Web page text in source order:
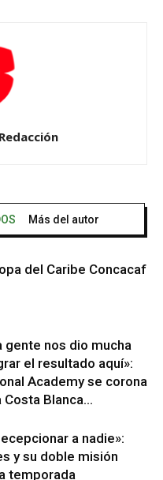
Más del autor
del Caribe Concacaf
gente nos dio mucha
el resultado aquí»:
Academy se corona
Blanca...
a nadie»:
y su doble misión
temporada